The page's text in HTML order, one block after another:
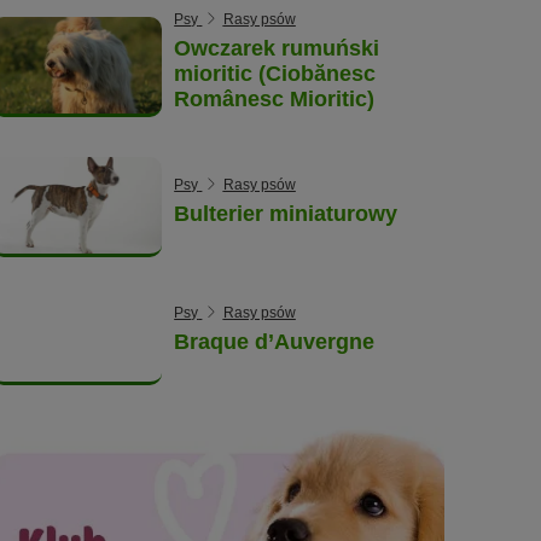
łapek)
Psy Rasy psów
Owczarek rumuński
mioritic (Ciobănesc
Românesc Mioritic)
Psy Rasy psów
Bulterier miniaturowy
Psy Rasy psów
Braque d’Auvergne